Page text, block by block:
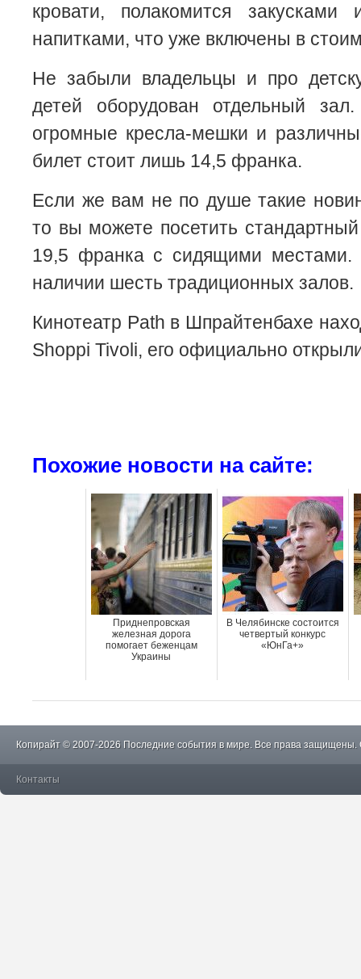
кровати, полакомится закусками
напитками, что уже включены в
Не забыли владельцы и про
детей оборудован отдельный
огромные кресла-мешки и
билет стоит лишь 14,5 франка.
Если же вам не по душе такие
то вы можете посетить стандартный
19,5 франка с сидящими местами.
наличии шесть традиционных залов.
Кинотеатр Path в Шпрайтенбахе
Shoppi Tivoli, его официально
Похожие новости на сайте:
Приднепровская
железная дорога
помогает беженцам
Украины
В Челябинске состоится
четвертый конкурс
«ЮнГа+»
Копирайт © 2007-2026 Последние события в мире. Все права защищены.
Контакты